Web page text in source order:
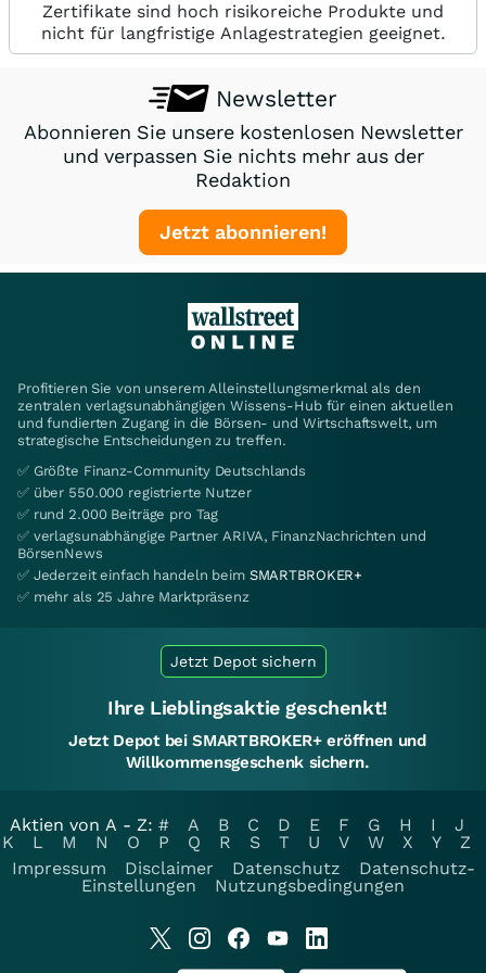
Zertifikate sind hoch risikoreiche Produkte und
nicht für langfristige Anlagestrategien geeignet.
Newsletter
Abonnieren Sie unsere kostenlosen Newsletter
und verpassen Sie nichts mehr aus der
Redaktion
Jetzt abonnieren!
Profitieren Sie von unserem Alleinstellungsmerkmal als den
zentralen verlagsunabhängigen Wissens-Hub für einen aktuellen
und fundierten Zugang in die Börsen- und Wirtschaftswelt, um
strategische Entscheidungen zu treffen.
✅ Größte Finanz-Community Deutschlands
✅ über 550.000 registrierte Nutzer
✅ rund 2.000 Beiträge pro Tag
✅ verlagsunabhängige Partner ARIVA, FinanzNachrichten und
BörsenNews
✅ Jederzeit einfach handeln beim SMARTBROKER+
✅ mehr als 25 Jahre Marktpräsenz
Jetzt Depot sichern
Ihre Lieblingsaktie geschenkt!
Jetzt Depot bei SMARTBROKER+ eröffnen und
Willkommensgeschenk sichern.
Aktien von A - Z: # A B C D E F G H I
J
K
L M N O P Q R S T U V W X Y
Z
Impressum
Disclaimer Datenschutz
Datenschutz-
Einstellungen
Nutzungsbedingungen